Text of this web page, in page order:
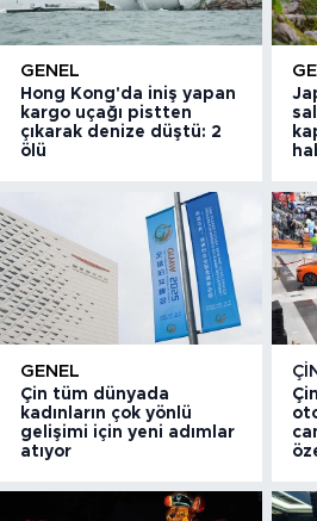
GENEL
Hong Kong'da iniş yapan
kargo uçağı pistten
çıkarak denize düştü: 2
ölü
GENEL
Çin tüm dünyada
kadınların çok yönlü
gelişimi için yeni adımlar
atıyor